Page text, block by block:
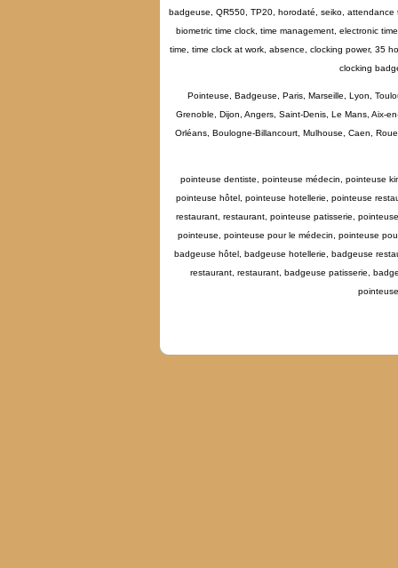
badgeuse, QR550, TP20, horodaté, seiko, attendance
biometric time clock, time management, electronic
time, time clock at work, absence, clocking power, 35
clocking
Pointeuse, Badgeuse, Paris, Marseille, Lyon,
Grenoble, Dijon, Angers, Saint-Denis, Le Mans, Aix-
Orléans, Boulogne-Billancourt, Mulhouse, Caen,
pointeuse dentiste, pointeuse médecin, pointeuse
pointeuse hôtel, pointeuse hotellerie, pointeuse
restaurant, restaurant, pointeuse patisserie,
pointeuse, pointeuse pour le médecin, pointeuse
badgeuse hôtel, badgeuse hotellerie, badgeuse
restaurant, restaurant, badgeuse patisserie,